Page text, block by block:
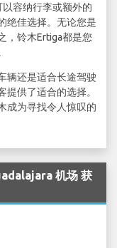
容纳行李或额外的
绝佳选择。无论您是
，铃木Ertiga都是您
辆还是适合长途驾驶
供了适合的选择。
成为寻找令人惊叹的
机场 获